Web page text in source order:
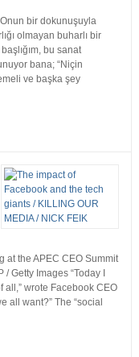
bir dokunuşuyla
olmayan buharlı bir
bu sanat
bana; “Niçin
ve başka şey
at the APEC CEO Summit
Getty Images “Today I
all,” wrote Facebook CEO
all want?” The “social